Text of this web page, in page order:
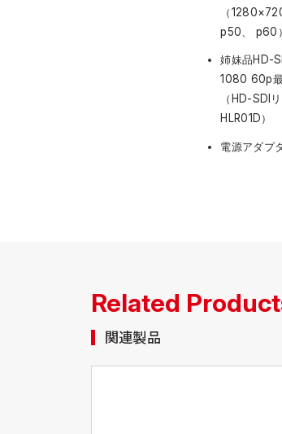
（
p50、 p60）
姉妹品HD-
1080 60p
（HD-SDI
HLR01D）
電源アダプ
Related
関連製品